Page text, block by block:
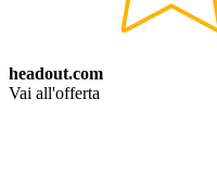
headout.com
Vai all'offerta